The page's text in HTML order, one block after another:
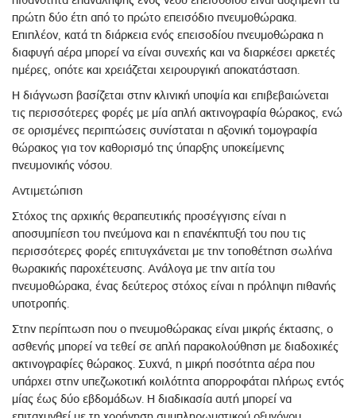
πρώτη δύο έτη από το πρώτο επεισόδιο πνευμοθώρακα.
Επιπλέον, κατά τη διάρκεια ενός επεισοδίου πνευμοθώρακα η
διαφυγή αέρα μπορεί να είναι συνεχής και να διαρκέσει αρκετές
ημέρες, οπότε και χρειάζεται χειρουργική αποκατάσταση.
Η διάγνωση βασίζεται στην κλινική υποψία και επιβεβαιώνεται
τις περισσότερες φορές με μία απλή ακτινογραφία θώρακος, ενώ
σε ορισμένες περιπτώσεις συνίσταται η αξονική τομογραφία
θώρακος για τον καθορισμό της ύπαρξης υποκείμενης
πνευμονικής νόσου.
Αντιμετώπιση
Στόχος της αρχικής θεραπευτικής προσέγγισης είναι η
αποσυμπίεση του πνεύμονα και η επανέκπτυξή του που τις
περισσότερες φορές επιτυγχάνεται με την τοποθέτηση σωλήνα
θωρακικής παροχέτευσης. Ανάλογα με την αιτία του
πνευμοθώρακα, ένας δεύτερος στόχος είναι η πρόληψη πιθανής
υποτροπής.
Στην περίπτωση που ο πνευμοθώρακας είναι μικρής έκτασης, ο
ασθενής μπορεί να τεθεί σε απλή παρακολούθηση με διαδοχικές
ακτινογραφίες θώρακος. Συχνά, η μικρή ποσότητα αέρα που
υπάρχει στην υπεζωκοτική κοιλότητα απορροφάται πλήρως εντός
μίας έως δύο εβδομάδων. Η διαδικασία αυτή μπορεί να